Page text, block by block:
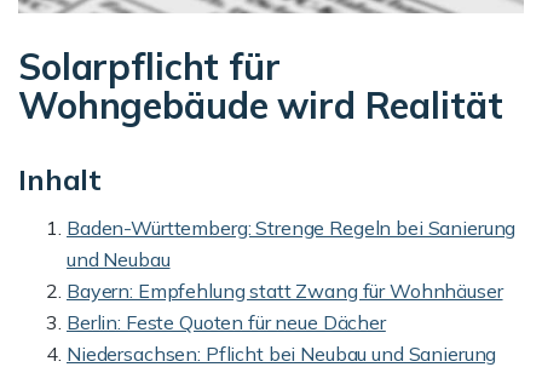
Solarpflicht für
Wohngebäude wird Realität
Inhalt
Baden-Württemberg: Strenge Regeln bei Sanierung
und Neubau
Bayern: Empfehlung statt Zwang für Wohnhäuser
Berlin: Feste Quoten für neue Dächer
Niedersachsen: Pflicht bei Neubau und Sanierung